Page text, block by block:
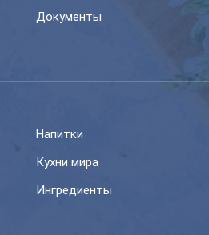
Документы
Напитки
Кухни мира
Ингредиенты